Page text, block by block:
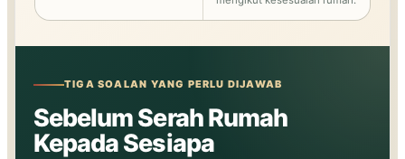
TIGA SOALAN YANG PERLU DIJAWAB
Sebelum Serah Rumah
Kepada Sesiapa